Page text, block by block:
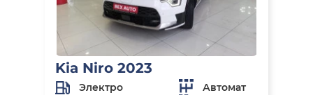
Kia Niro 2023
Электро
Автомат